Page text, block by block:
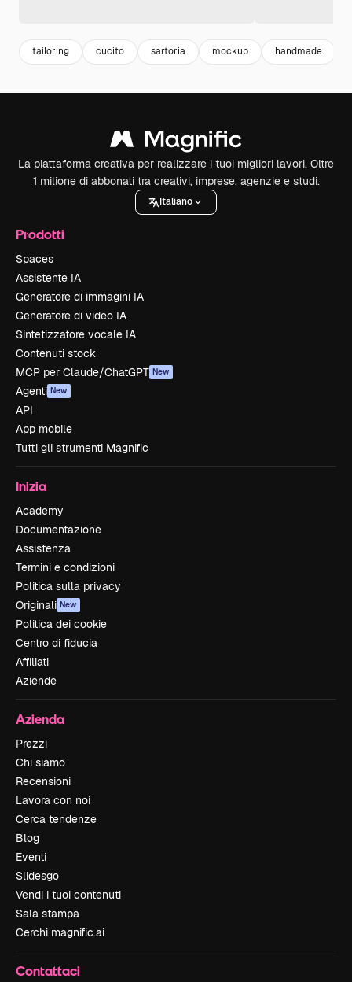
tailoring cucito sartoria mockup handmade
La piattaforma creativa per realizzare i tuoi migliori lavori. Oltre
1 milione di abbonati tra creativi, imprese, agenzie e studi.
Italiano
Prodotti
Spaces
Assistente IA
Generatore di immagini IA
Generatore di video IA
Sintetizzatore vocale IA
Contenuti stock
MCP per Claude/ChatGPT New
Agenti New
API
App mobile
Tutti gli strumenti Magnific
Inizia
Academy
Documentazione
Assistenza
Termini e condizioni
Politica sulla privacy
Originali New
Politica dei cookie
Centro di fiducia
Affiliati
Aziende
Azienda
Prezzi
Chi siamo
Recensioni
Lavora con noi
Cerca tendenze
Blog
Eventi
Slidesgo
Vendi i tuoi contenuti
Sala stampa
Cerchi magnific.ai
Contattaci